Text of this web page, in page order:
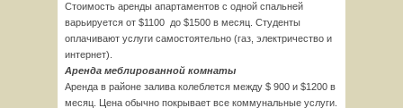
Стоимость аренды апартаментов с одной спальней
варьируется от $1100 до $1500 в месяц. Студенты
оплачивают услуги самостоятельно (газ, электричество и
интернет).
Аренда меблированной комнаты
Аренда в районе залива колеблется между $ 900 и $1200 в
месяц. Цена обычно покрывает все коммунальные услуги.